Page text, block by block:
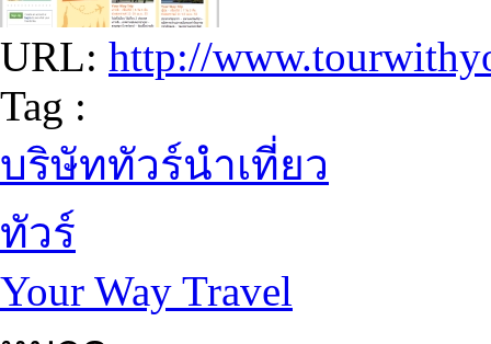
URL: http://
Tag :
บริษัททัวร์นำเที่ยว
ทัวร์
Your Way Travel